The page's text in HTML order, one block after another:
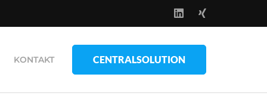
KONTAKT CENTRALSOLUTION